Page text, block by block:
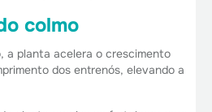
colmo
a planta acelera o crescimento
dos entrenós, elevando a